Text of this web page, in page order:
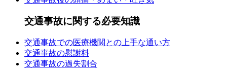
交通事故に関する必要知識
交通事故での医療機関との上手な通い方
交通事故の慰謝料
交通事故の過失割合